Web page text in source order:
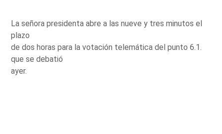
La señora presidenta abre a las nueve y tres minutos el
plazo
de dos horas para la votación telemática del punto 6.1.
que se debatió
ayer.